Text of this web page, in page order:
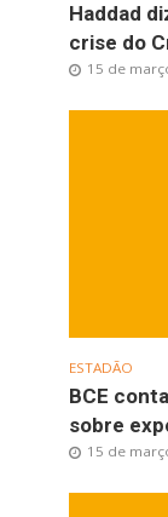
Haddad
crise do
15 de
ESTADÃO
BCE
sobre
15 de